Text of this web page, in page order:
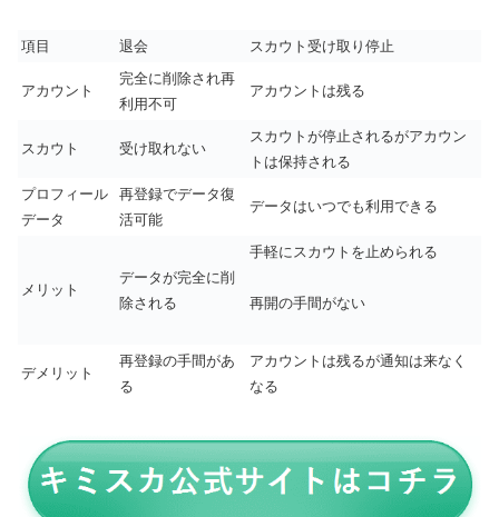
項目 退会 スカウト受け取り停止
アカウント
完全に削除され再
利用不可
アカウントは残る
スカウト 受け取れない
スカウトが停止されるがアカウン
トは保持される
プロフィール
データ
再登録でデータ復
活可能
データはいつでも利用できる
メリット
データが完全に削
除される
手軽にスカウトを止められる
再開の手間がない
デメリット
再登録の手間があ
る
アカウントは残るが通知は来なく
なる